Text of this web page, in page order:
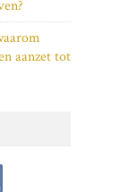
aanzet tot